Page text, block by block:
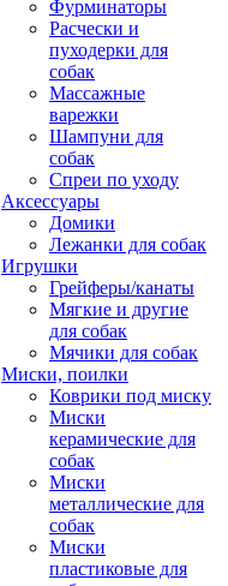
Фурминаторы
Расчески и
пуходерки для
собак
Массажные
варежки
Шампуни для
собак
Спреи по уходу
Аксессуары
Домики
Лежанки для собак
Игрушки
Грейферы/канаты
Мягкие и другие
для собак
Мячики для собак
Миски, поилки
Коврики под миску
Миски
керамические для
собак
Миски
металлические для
собак
Миски
пластиковые для